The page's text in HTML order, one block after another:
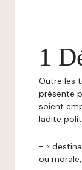
1
Outre les
présente
soient
ladite
- «
ou